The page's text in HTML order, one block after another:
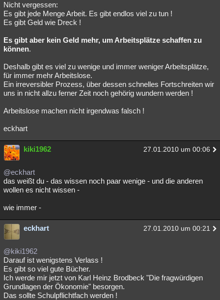
Nicht vergessen:
Es gibt jede Menge Arbeit. Es gibt endlos viel zu tun !
Es gibt Geld wie Dreck !
Es gibt aber kein Geld mehr, um Arbeitsplätze schaffen zu
können.
Deshalb gibt es viel zu wenige und immer weniger Arbeitsplätze,
für immer mehr Arbeitslose.
Ein irreversibler Prozess, über dessen schnelles Fortschreiten wir
uns in nicht allzu ferner Zeit noch gehörig wundern werden !
Arbeitslose machen nicht irgendwas falsch !
eckhart
kiki1962 27.01.2010 um 00:06
@eckhart
das weißt du - das wissen noch paar wenige - und die anderen
wollen es nicht wissen -
wie immer -
eckhart 27.01.2010 um 00:21
@kiki1962
Darauf ist wenigstens Verlass !
Es gibt so viel gute Bücher.
Ich werde mir jetzt von Karl Heinz Brodbeck "Die fragwürdigen
Grundlagen der Ökonomie" besorgen.
Das sollte Schulpflichtfach werden !